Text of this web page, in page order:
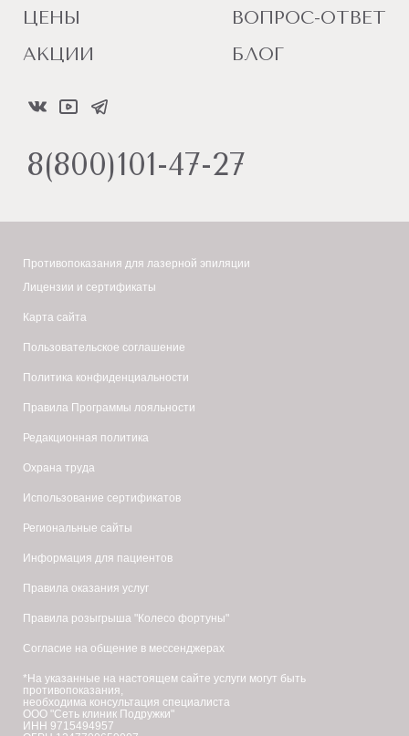
ЦЕНЫ
АКЦИИ
ВОПРОС-ОТВЕТ
БЛОГ
8(800)101-47-27
Противопоказания для лазерной эпиляции
Лицензии и сертификаты
Карта сайта
Пользовательское соглашение
Политика конфиденциальности
Правила Программы лояльности
Редакционная политика
Охрана труда
Использование сертификатов
Региональные сайты
Информация для пациентов
Правила оказания услуг
Правила розыгрыша "Колесо фортуны"
Согласие на общение в мессенджерах
*На указанные на настоящем сайте услуги могут быть
противопоказания,
необходима консультация специалиста
ООО "Сеть клиник Подружки"
ИНН 9715494957